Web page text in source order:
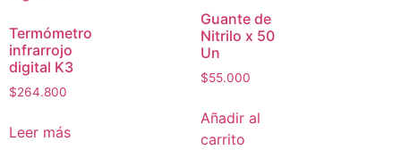
Termómetro
infrarrojo
digital K3
$264.800
Leer más
Guante de
Nitrilo x 50
Un
$55.000
Añadir al
carrito